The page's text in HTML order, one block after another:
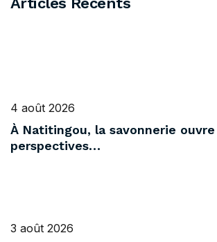
4 août 2026
À Natitingou, la savonnerie
perspectives…
3 août 2026